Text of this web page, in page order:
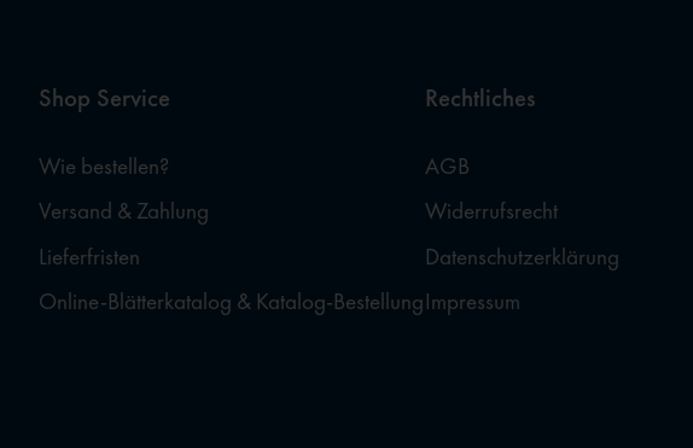
Shop Service
Wie bestellen?
Versand & Zahlung
Lieferfristen
Online-Blätterkatalog & Katalog-Bestellung
Rechtliches
AGB
Widerrufsrecht
Datenschutzerklärung
Impressum